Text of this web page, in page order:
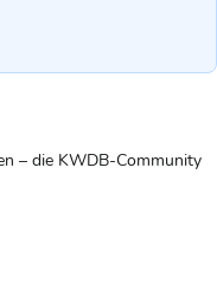
– die KWDB-Community